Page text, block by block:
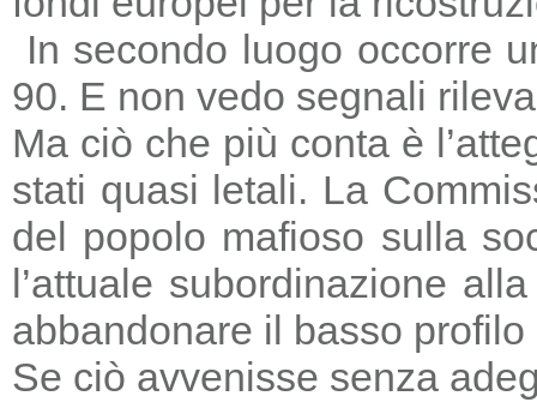
In secondo luogo occorre
90. E non vedo segnali
Ma ciò che più conta è
stati quasi letali. La
del popolo mafioso sulla
l’attuale subordinazione
abbandonare il basso
Se ciò avvenisse senza